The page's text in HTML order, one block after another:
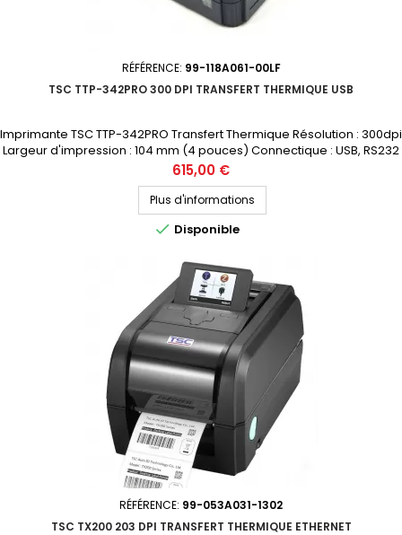
RÉFÉRENCE: 99-118A061-00LF
TSC TTP-342PRO 300 DPI TRANSFERT THERMIQUE USB
Imprimante TSC TTP-342PRO Transfert Thermique Résolution : 300dpi
Largeur d'impression : 104 mm (4 pouces) Connectique : USB, RS232
Prix public (avant remise) : 615€ HT Demandez votre devis
personnalisé
Prix
615,00 €
Plus d'informations
 Disponible
RÉFÉRENCE: 99-053A031-1302
TSC TX200 203 DPI TRANSFERT THERMIQUE ETHERNET